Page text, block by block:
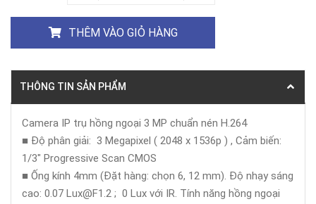
THÊM VÀO GIỎ HÀNG
THÔNG TIN SẢN PHẨM
Camera IP trụ hồng ngoại 3 MP chuẩn nén H.264
■ Độ phân giải: 3 Megapixel ( 2048 x 1536p ) , Cảm biến:
1/3" Progressive Scan CMOS
■ Ống kính 4mm (Đặt hàng: chọn 6, 12 mm). Độ nhạy sáng
cao: 0.07 Lux@F1.2 ; 0 Lux với IR. Tính năng hồng ngoại